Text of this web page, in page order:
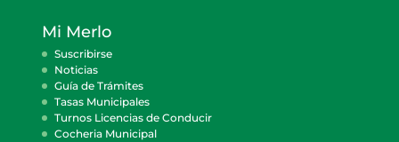
Mi Merlo
Suscribirse
Noticias
Guía de Trámites
Tasas Municipales
Turnos Licencias de Conducir
Cocheria Municipal